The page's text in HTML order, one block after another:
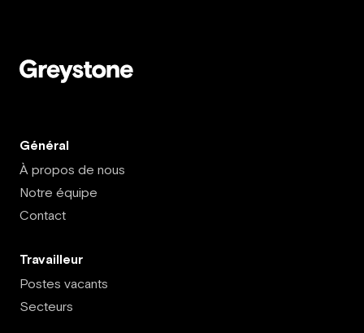
Général
À propos de nous
Notre équipe
Contact
Travailleur
Postes vacants
Secteurs